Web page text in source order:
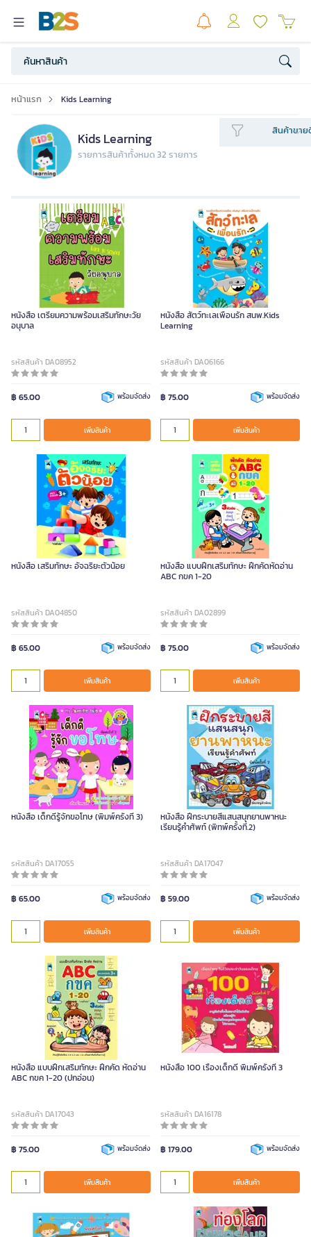
หน้าแรก Kids Learning
Kids Learning
รายการสินค้าทั้งหมด 32 รายการ
สินค้าขาย
หนังสือ เตรียมความพร้อมเสริมทักษะวัย
อนุบาล
รหัสสินค้า DA08952
฿ 65.00 พร้อมจัดส่ง
เพิ่มสินค้า
หนังสือ สัตว์ทะเลเพื่อนรัก สนพ.Kids
Learning
รหัสสินค้า DA06166
฿ 75.00 พร้อมจัดส่ง
เพิ่มสินค้า
หนังสือ เสริมทักษะ อัจฉริยะตัวน้อย
รหัสสินค้า DA04850
฿ 65.00 พร้อมจัดส่ง
เพิ่มสินค้า
หนังสือ แบบฝึกเสริมทักษะ ฝึกคัดหัดอ่าน
ABC กขค 1-20
รหัสสินค้า DA02899
฿ 75.00 พร้อมจัดส่ง
เพิ่มสินค้า
หนังสือ เด็กดีรู้จักขอโทษ (พิมพ์ครั้งที่ 3)
รหัสสินค้า DA17055
฿ 65.00 พร้อมจัดส่ง
เพิ่มสินค้า
หนังสือ ฝึกระบายสีแสนสนุกยานพาหนะ
เรียนรู้คำศัพท์ (พิทพ์ครั้งที่.2)
รหัสสินค้า DA17047
฿ 59.00 พร้อมจัดส่ง
เพิ่มสินค้า
หนังสือ แบบฝึกเสริมทักษะ ฝึกคัด หัดอ่าน
ABC กขค 1-20 (ปกอ่อน)
รหัสสินค้า DA17043
฿ 75.00 พร้อมจัดส่ง
เพิ่มสินค้า
หนังสือ 100 เรื่องเด็กดี พิมพ์ครั้งที่ 3
รหัสสินค้า DA16178
฿ 179.00 พร้อมจัดส่ง
เพิ่มสินค้า